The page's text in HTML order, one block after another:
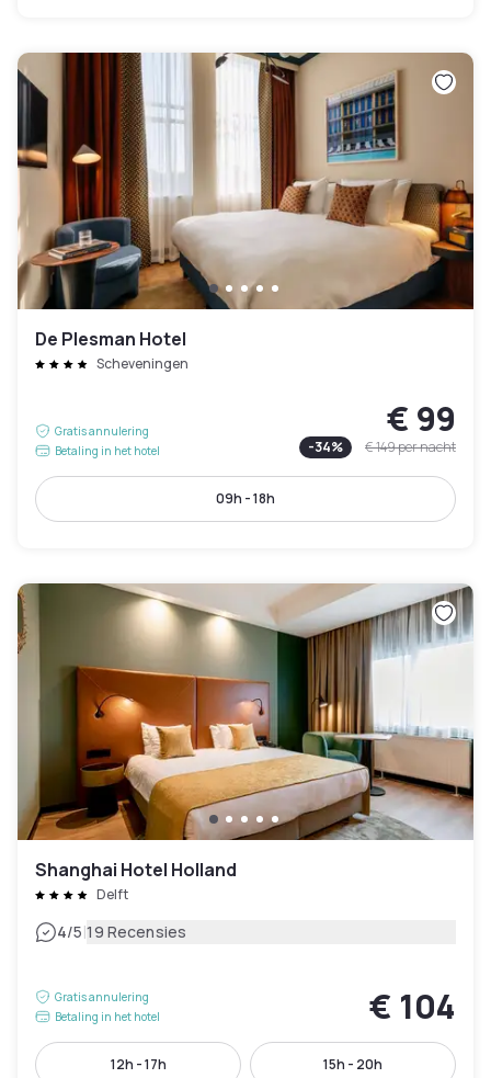
De Plesman Hotel
Scheveningen
Gratis annulering
Betaling in het hotel
€ 99
-34% € 149per nacht
09h - 18h
Shanghai Hotel Holland
Delft
4/5|19 Recensies
Gratis annulering
Betaling in het hotel
€ 104
12h - 17h 15h - 20h